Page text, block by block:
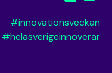
#innovationsveckan
#helasverigeinnoverar